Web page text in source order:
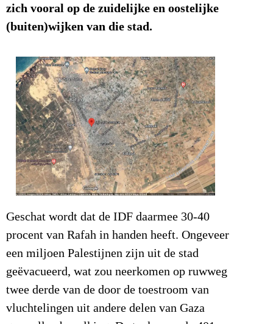
zich vooral op de zuidelijke en oostelijke
(buiten)wijken van die stad.
Geschat wordt dat de IDF daarmee 30-40
procent van Rafah in handen heeft. Ongeveer
een miljoen Palestijnen zijn uit de stad
geëvacueerd, wat zou neerkomen op ruwweg
twee derde van de door de toestroom van
vluchtelingen uit andere delen van Gaza